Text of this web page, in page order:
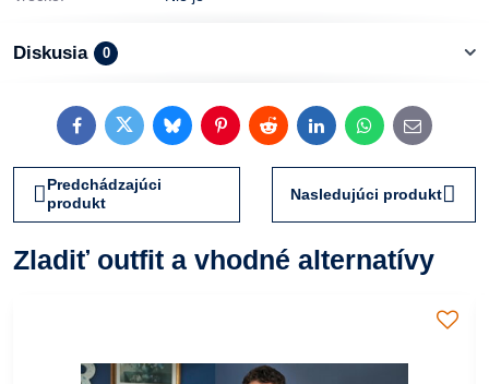
Diskusia 0
FacebookTwitterBlueskyPinterestRedditLinkedInWhatsApp
E-
mail
Predchádzajúci
produkt
Nasledujúci produkt
Zladiť outfit a vhodné alternatívy